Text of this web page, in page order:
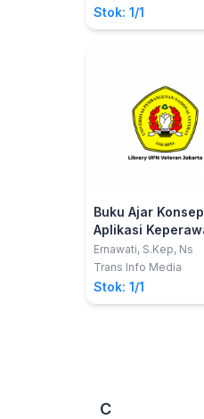
Perkemihan
NANDA, NIC dan
Stok: 1/1
Buku Ajar
Aplikasi
dalam Pemenuhan
Kebutuhan Dasar
Manusia
Ernawati, S.Kep, Ns
Trans Info Media
Stok: 1/1
C